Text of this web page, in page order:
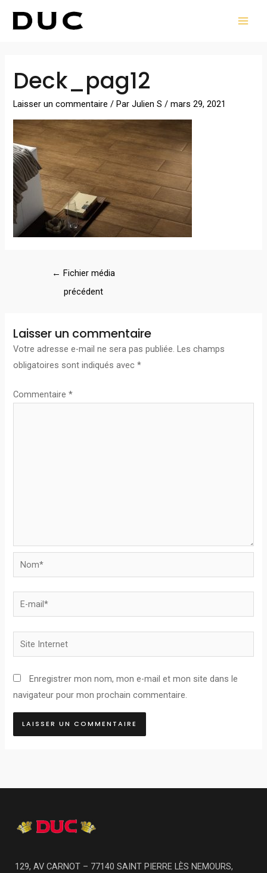
Deck_pag12
Laisser un commentaire / ParJulien S/mars 29, 2021
des
← Fichier média
précédent
Laisser un commentaire
Votre adresse e-mail ne sera pas publiée. Les champs
obligatoires sont indiqués avec*
Commentaire*
Nom*
E-
mail*
Site
Internet
Enregistrer mon nom, mon e-mail et mon site dans le
navigateur pour mon prochain commentaire.
129, AV CARNOT – 77140 SAINT PIERRE LÈS NEMOURS,